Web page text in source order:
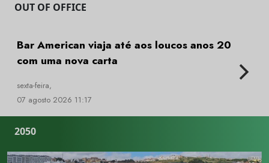
OUT OF OFFICE
Bar American viaja até aos loucos anos 20
com uma nova carta
sexta-feira,
07 agosto 2026 11:17
2050